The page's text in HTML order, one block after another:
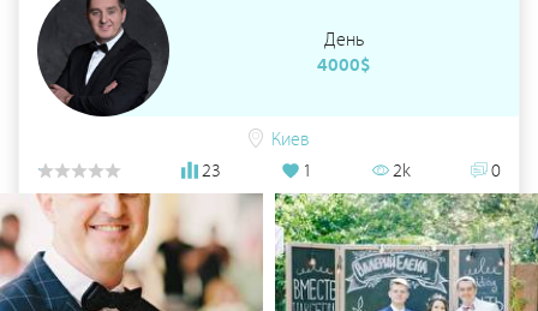
День
4000$
Киев
23
1 2k 0